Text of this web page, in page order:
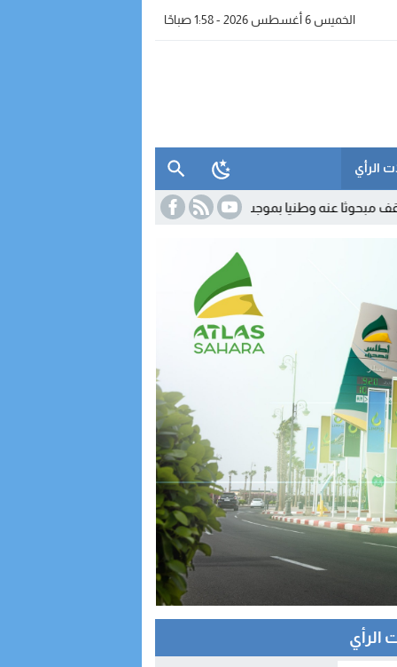
الخميس 6 أغسطس 2026 - 1:58 صباحًا
الرأي
بموجب سبع مذكرات بحث 16:42 الداخلة.. مواطن يفضح غياب
الرأي